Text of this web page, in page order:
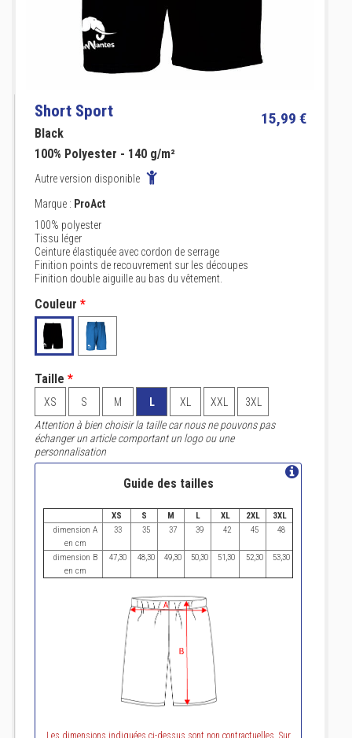
Short Sport 15,99 €
Black
100% Polyester - 140 g/m²
Autre version disponible
Marque : ProAct
100% polyester
Tissu léger
Ceinture élastiquée avec cordon de serrage
Finition points de recouvrement sur les découpes
Finition double aiguille au bas du vêtement.
Couleur *
Taille *
XS S M L XL XXL
3XL
Attention à bien choisir la taille car nous ne pouvons pas
échanger un article comportant un logo ou une
personnalisation
Guide des tailles
XS S M L XL 2XL
3XL
dimension A
en cm
33 35 37 39 42 45 48
dimension B
en cm
47,30 48,30 49,30 50,30 51,30 52,30 53,30
Les dimensions indiquées ci-dessus sont non contractuelles. Sur